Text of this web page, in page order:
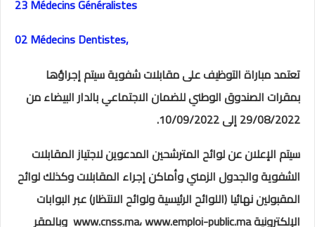
23Médecins Généralistes
02Médecins Dentistes,
تعتمد مباراة التوظيف على مقابلات شفوية سيتم إجراؤها
بمقرات الصندوق الوطني للضمان الاجتماعي بالدار البيضاء من
29/08/2022 إلى 10/09/2022.
سيتم الإعلان عن لوائح المترشحين المدعوين لاجتياز المقابلات
الشفوية والجدول الزمني وأماكن إجراء المقابلات وكذلك لوائح
المقبولين نهائيا (اللوائح الرئيسية ولوائح الانتظار) عبر البوابات
الإلكترونية www.cnss.ma، www.emploi-public.ma وبالمقر